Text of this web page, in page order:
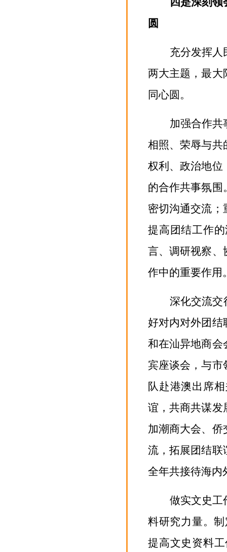
圆
充分发挥人
两大主题，最大
同心圆。
加强合作共
相照、荣辱与共
权利、政治地位
的合作共事氛围
密切沟通交流；
提高团结工作
言、调研视察、
作中的重要作用
深化交流交
好对内对外团结
和在汕异地商会
宾座谈会，与市
队赴港澳出席
谊，共商共谋发
加潮商大会、侨
流，拓展团结联
全年共接待海内
做实文史工
料研究力量。
提高文史资料